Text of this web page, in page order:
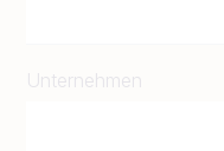
Unternehmen